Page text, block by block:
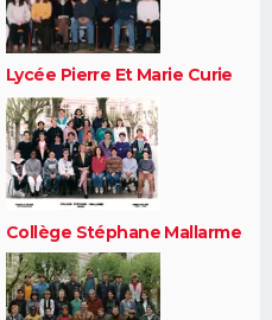
Lycée Pierre Et Marie Curie
Collège Stéphane Mallarme